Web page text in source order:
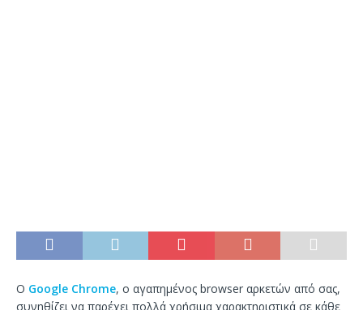
Ο Google Chrome, ο αγαπημένος browser αρκετών από σας,
συνηθίζει να παρέχει πολλά χρήσιμα χαρακτηριστικά σε κάθε